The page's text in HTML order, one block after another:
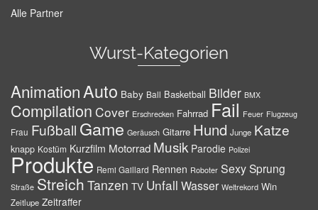
Alle Partner
Wurst-Kategorien
AnimationAuto Baby Ball Basketball Bilder BMX
Compilation Cover Erschrecken Fahrrad Fail Feuer Flugzeug
Frau Fußball Game Geräusch Gitarre Hund Junge Katze
knapp Kostüm Kurzfilm Motorrad Musik Parodie Polizei
Produkte Remi Gaillard Rennen Roboter SexySprung
Straße Streich Tanzen TV Unfall Wasser Weltrekord Win
Zeitlupe Zeitraffer